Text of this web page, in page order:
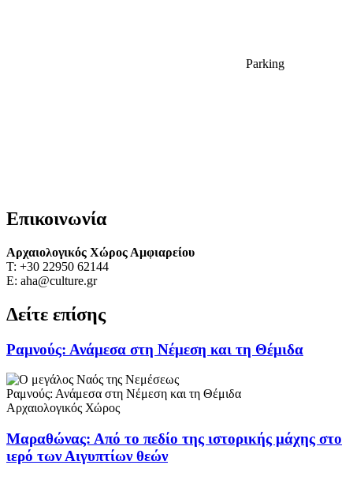
Parking
Επικοινωνία
Αρχαιολογικός Χώρος Αμφιαρείου
Τ: +30 22950 62144
Ε: aha@culture.gr
Δείτε επίσης
Ραμνούς: Ανάμεσα στη Νέμεση και τη Θέμιδα
Ραμνούς: Ανάμεσα στη Νέμεση και τη Θέμιδα
Αρχαιολογικός Χώρος
Μαραθώνας: Από το πεδίο της ιστορικής μάχης στο
ιερό των Αιγυπτίων θεών